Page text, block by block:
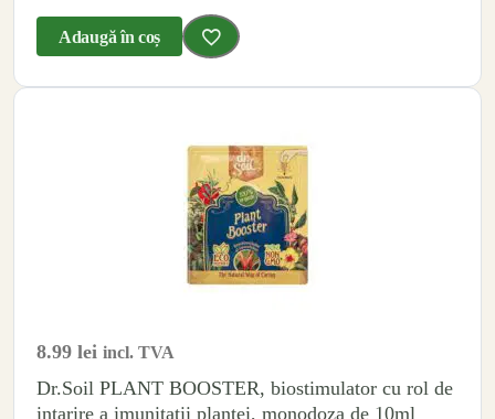
Adaugă în coș
8.99 lei incl. TVA
Dr.Soil PLANT BOOSTER, biostimulator cu rol de
intarire a imunitatii plantei, monodoza de 10ml